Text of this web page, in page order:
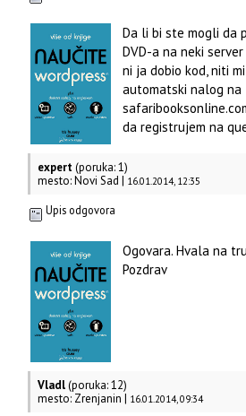
Da li bi ste mogli da
DVD-a na neki
ni ja dobio kod, niti
automatski nalog na
da registrujem na
expert(poruka: 1)
mesto: Novi Sad | 16.01.2014, 12:35
Upis odgovora
Ogovara. Hvala na
Pozdrav
Vladl(poruka: 12)
mesto: Zrenjanin | 16.01.2014, 09:34